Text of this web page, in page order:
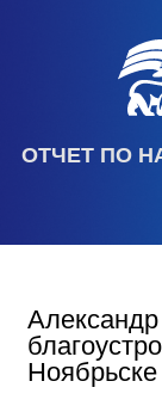
ОТЧЕТ ПО
Ноябрьске